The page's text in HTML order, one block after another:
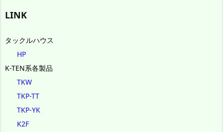
ブ
LINK
タックルハウス
HP
K-TEN系各製品
TKW
TKP-TT
TKP-YK
K2F